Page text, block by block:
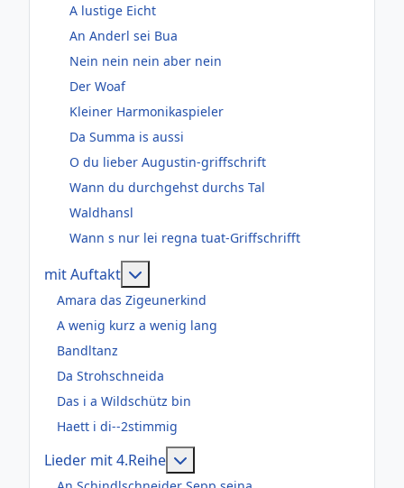
A lustige Eicht
An Anderl sei Bua
Nein nein nein aber nein
Der Woaf
Kleiner Harmonikaspieler
Da Summa is aussi
O du lieber Augustin-griffschrift
Wann du durchgehst durchs Tal
Waldhansl
Wann s nur lei regna tuat-Griffschrifft
mit Auftakt
Amara das Zigeunerkind
A wenig kurz a wenig lang
Bandltanz
Da Strohschneida
Das i a Wildschütz bin
Haett i di--2stimmig
Lieder mit 4.Reihe